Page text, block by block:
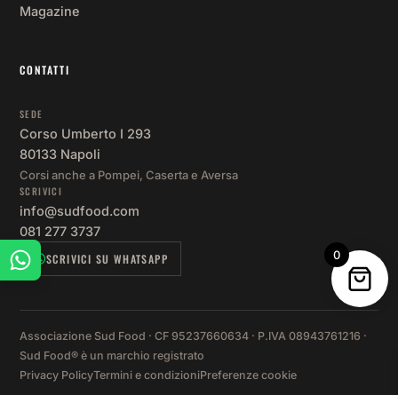
Magazine
CONTATTI
SEDE
Corso Umberto I 293
80133 Napoli
Corsi anche a Pompei, Caserta e Aversa
SCRIVICI
info@sudfood.com
081 277 3737
SCRIVICI SU WHATSAPP
Associazione Sud Food · CF 95237660634 · P.IVA 08943761216 ·
Sud Food® è un marchio registrato
Privacy PolicyTermini e condizioniPreferenze cookie
0